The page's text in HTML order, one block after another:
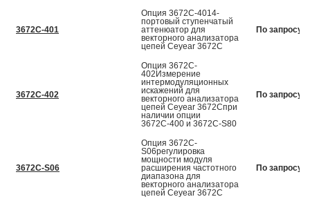
3672C-401
Опция 3672C-4014-
портовый ступенчатый
аттенюатор для
векторного анализатора
цепей Ceyear 3672С
По запросу
3672C-402
Опция 3672C-
402Измерение
интермодуляционных
искажений для
векторного анализатора
цепей Ceyear 3672Спри
наличии опции
3672С-400 и 3672С-S80
По запросу
3672C-S06
Опция 3672C-
S06регулировка
мощности модуля
расширения частотного
диапазона для
векторного анализатора
цепей Ceyear 3672С
По запросу